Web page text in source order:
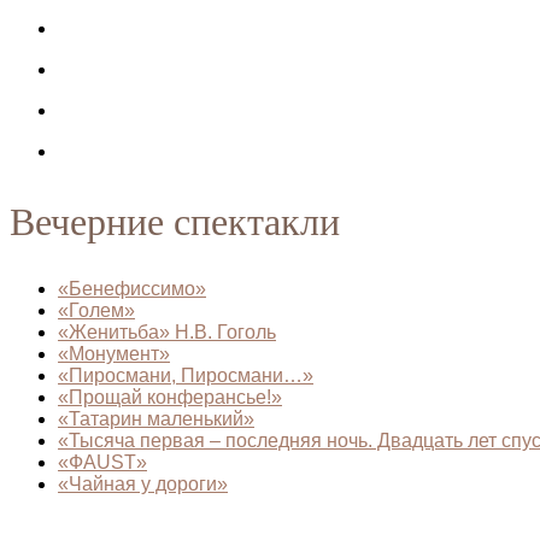
Вечерние спектакли
«Бенефиссимо»
«Голем»
«Женитьба» Н.В. Гоголь
«Монумент»
«Пиросмани, Пиросмани…»
«Прощай конферансье!»
«Татарин маленький»
«Тысяча первая – последняя ночь. Двадцать лет
«ФAUST»
«Чайная у дороги»